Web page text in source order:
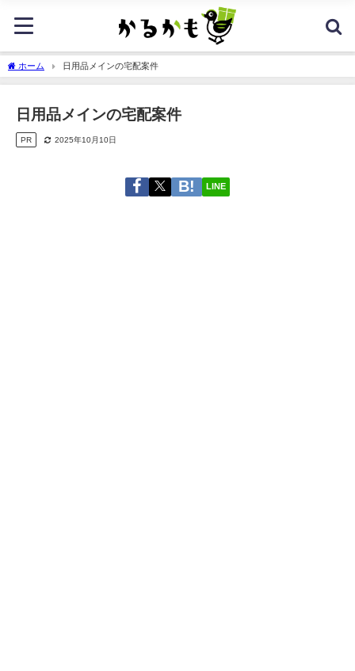
ホーム 日用品メインの宅配案件
日用品メインの宅配案件
PR 2025年10月10日
LINE